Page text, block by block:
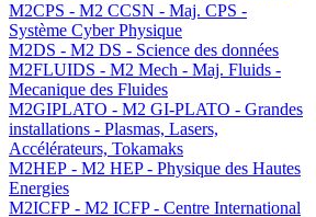
M2CPS - M2 CCSN - Maj. CPS -
Système Cyber Physique
M2DS - M2 DS - Science des données
M2FLUIDS - M2 Mech - Maj. Fluids -
Mecanique des Fluides
M2GIPLATO - M2 GI-PLATO - Grandes
installations - Plasmas, Lasers,
Accélérateurs, Tokamaks
M2HEP - M2 HEP - Physique des Hautes
Energies
M2ICFP - M2 ICFP - Centre International